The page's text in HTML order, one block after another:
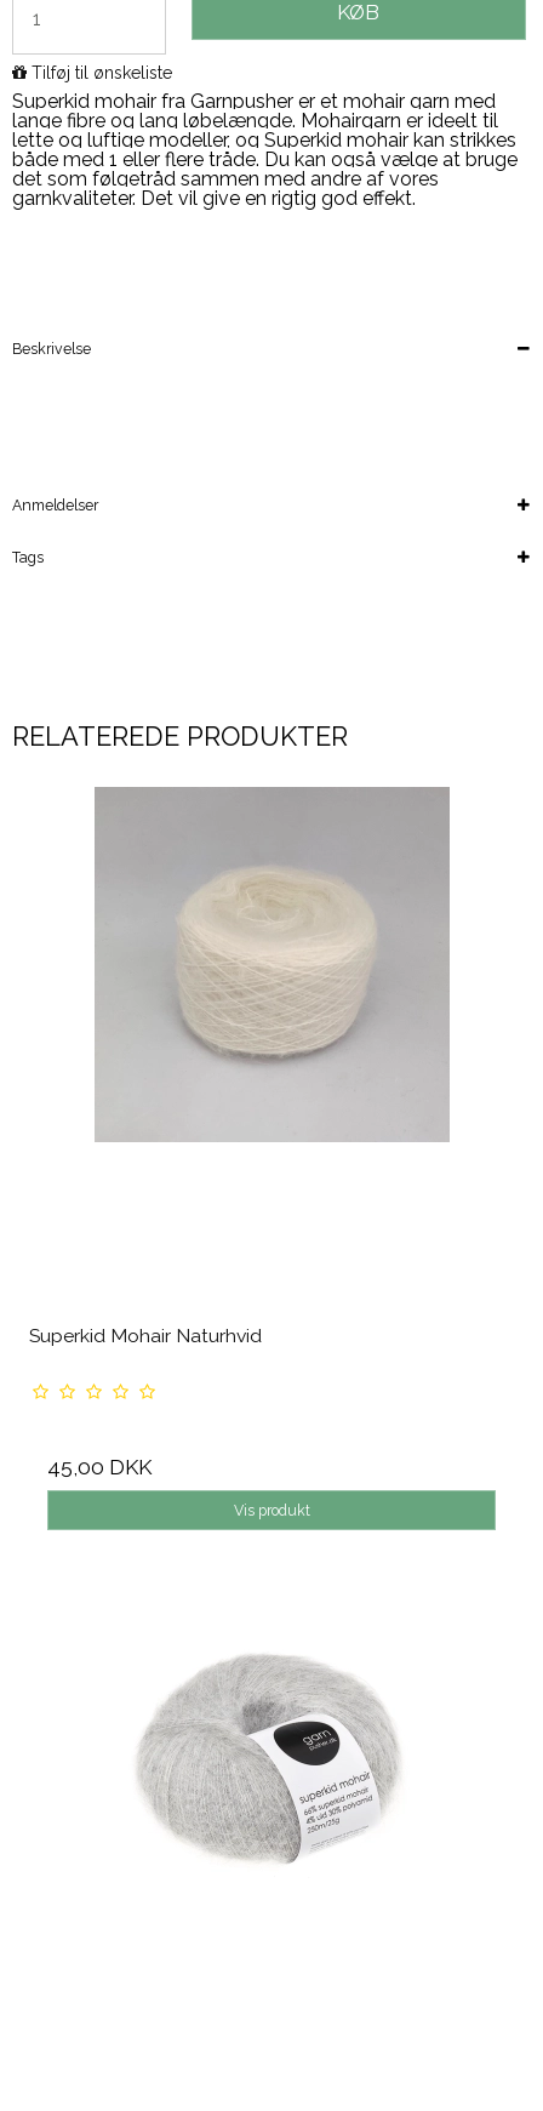
KØB
Tilføj til ønskeliste
Superkid mohair fra Garnpusher er et mohair garn med
lange fibre og lang løbelængde. Mohairgarn er ideelt til
lette og luftige modeller, og Superkid mohair kan strikkes
både med 1 eller flere tråde. Du kan også vælge at bruge
det som følgetråd sammen med andre af vores
garnkvaliteter. Det vil give en rigtig god effekt.
Beskrivelse
Anmeldelser
Tags
RELATEREDE PRODUKTER
Superkid Mohair Naturhvid
45,00 DKK
Vis produkt